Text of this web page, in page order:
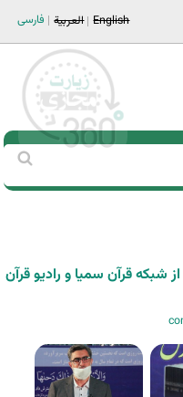
فارسی العربية English
شبکه قرآن سمیا و رادیو قرآن